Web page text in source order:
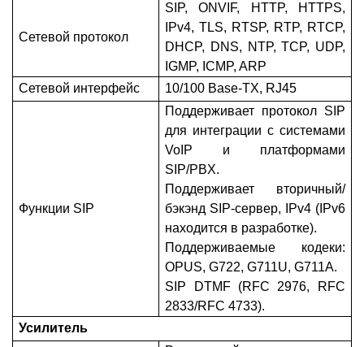
Сетевой протокол
SIP, ONVIF, HTTP, HTTPS,
IPv4, TLS, RTSP, RTP, RTCP,
DHCP, DNS, NTP, TCP, UDP,
IGMP, ICMP, ARP
Сетевой интерфейс
10/100 Base-TX, RJ45
Функции SIP
Поддерживает протокол SIP
для интеграции с системами
VoIP и платформами
SIP/PBX.
Поддерживает вторичный/
бэкэнд SIP-сервер, IPv4 (IPv6
находится в разработке).
Поддерживаемые кодеки:
OPUS, G722, G711U, G711A.
SIP DTMF (RFC 2976, RFC
2833/RFC 4733).
Усилитель